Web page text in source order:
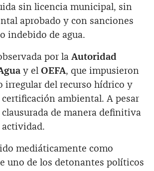
sin licencia municipal, sin
aprobado y con sanciones
indebido de agua.
por la Autoridad
y el OEFA, que impusieron
irregular del recurso hídrico y
ambiental. A pesar
de manera definitiva
mediáticamente como
uno de los detonantes políticos